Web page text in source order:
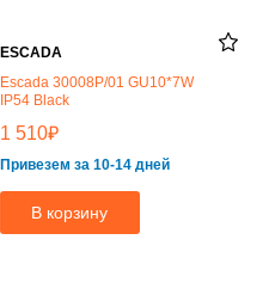
ESCADA
Escada 30008P/01 GU10*7W
IP54 Black
1 510₽
Привезем за 10-14 дней
В корзину